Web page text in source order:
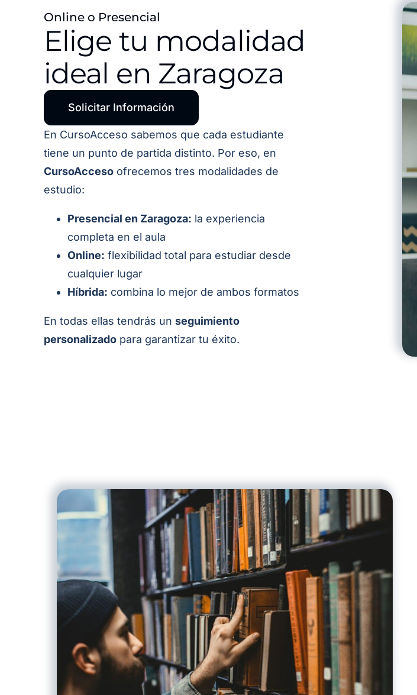
Online o Presencial
Elige tu modalidad
ideal en Zaragoza
Solicitar Información
En CursoAcceso sabemos que cada estudiante
tiene un punto de partida distinto. Por eso, en
CursoAcceso ofrecemos tres modalidades de
estudio:
Presencial en Zaragoza: la experiencia
completa en el aula
Online: flexibilidad total para estudiar desde
cualquier lugar
Híbrida: combina lo mejor de ambos formatos
En todas ellas tendrás un seguimiento
personalizado para garantizar tu éxito.